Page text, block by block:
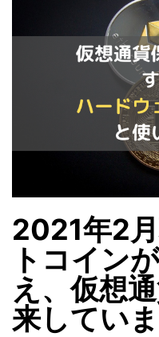
2021年2
トコイン
え、仮想
来していま